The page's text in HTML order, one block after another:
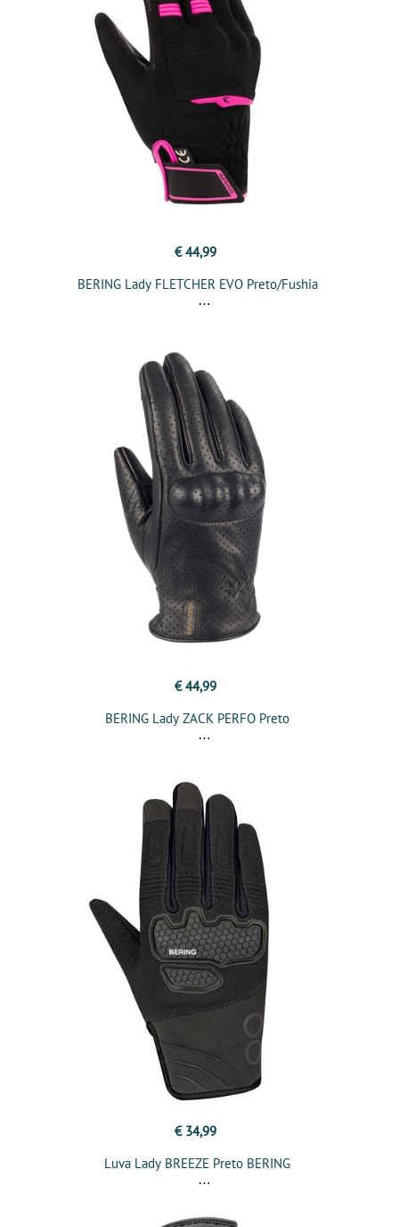
€ 44,99
BERING Lady FLETCHER EVO Preto/Fushia
€ 44,99
BERING Lady ZACK PERFO Preto
€ 34,99
Luva Lady BREEZE Preto BERING